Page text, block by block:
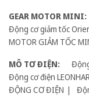
GEAR MOTOR MINI:
Động cơ giảm tốc
MOTOR GIẢM TỐC
MÔ TƠ ĐIỆN:
Động cơ điện
ĐỘNG CƠ ĐIỆN